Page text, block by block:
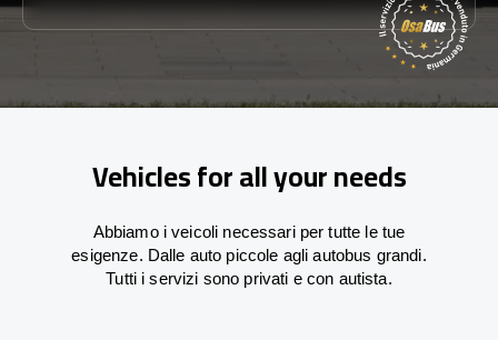
Vehicles for all your needs
Abbiamo i veicoli necessari per tutte le tue
esigenze. Dalle auto piccole agli autobus grandi.
Tutti i servizi sono privati e con autista.